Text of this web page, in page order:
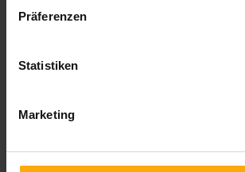
Präferenzen
Statistiken
Marketing